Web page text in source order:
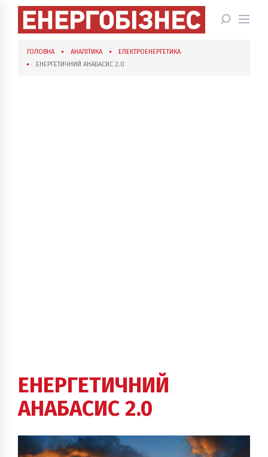
ГОЛОВНА АНАЛІТИКА
ЕЛЕКТРОЕНЕРГЕТИКА
ЕНЕРГЕТИЧНИЙ АНАБАСИС 2.0
ЕНЕРГЕТИЧНИЙ
АНАБАСИС 2.0